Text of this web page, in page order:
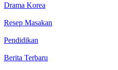
Drama Korea
Resep Masakan
Pendidikan
Berita Terbaru